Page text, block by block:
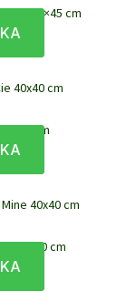
45×45 cm
cm
40×40 cm